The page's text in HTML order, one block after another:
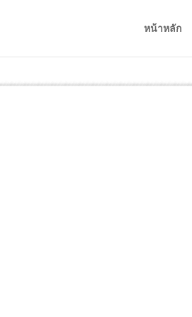
หน้าหลัก